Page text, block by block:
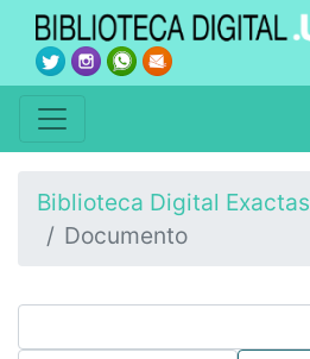
Biblioteca Digital Exactas
Documento